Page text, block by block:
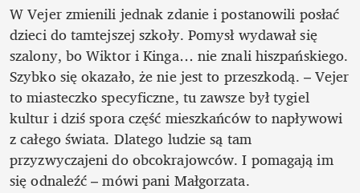
W Vejer zmienili jednak zdanie i postanowili posłać
dzieci do tamtejszej szkoły. Pomysł wydawał się
szalony, bo Wiktor i Kinga… nie znali hiszpańskiego.
Szybko się okazało, że nie jest to przeszkodą. – Vejer
to miasteczko specyficzne, tu zawsze był tygiel
kultur i dziś spora część mieszkańców to napływowi
z całego świata. Dlatego ludzie są tam
przyzwyczajeni do obcokrajowców. I pomagają im
się odnaleźć – mówi pani Małgorzata.